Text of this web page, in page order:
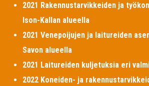
2021 Rakennustarvikkeiden ja
Ison-Kallan alueella
2021 Venepoijujen ja laitureiden
Savon alueella
2021 Laitureiden kuljetuksia eri
2022 Koneiden- ja